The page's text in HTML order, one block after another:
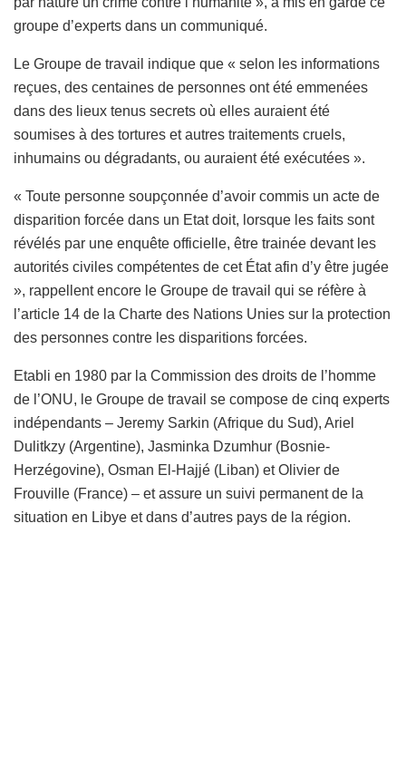
groupe d’experts dans un communiqué.
Le Groupe de travail indique que « selon les informations
reçues, des centaines de personnes ont été emmenées
dans des lieux tenus secrets où elles auraient été
soumises à des tortures et autres traitements cruels,
inhumains ou dégradants, ou auraient été exécutées ».
« Toute personne soupçonnée d’avoir commis un acte de
disparition forcée dans un Etat doit, lorsque les faits sont
révélés par une enquête officielle, être trainée devant les
autorités civiles compétentes de cet État afin d’y être jugée
», rappellent encore le Groupe de travail qui se réfère à
l’article 14 de la Charte des Nations Unies sur la protection
des personnes contre les disparitions forcées.
Etabli en 1980 par la Commission des droits de l’homme
de l’ONU, le Groupe de travail se compose de cinq experts
indépendants – Jeremy Sarkin (Afrique du Sud), Ariel
Dulitkzy (Argentine), Jasminka Dzumhur (Bosnie-
Herzégovine), Osman El-Hajjé (Liban) et Olivier de
Frouville (France) – et assure un suivi permanent de la
situation en Libye et dans d’autres pays de la région.